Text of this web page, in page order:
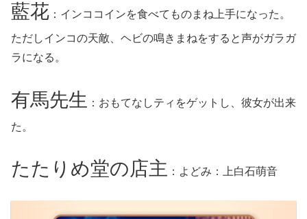
藍花 ：インココインを食べてものまね上手になった。
ただしインコの天敵、ヘビの鳴きまねをすると声がガラガ
ラになる。
有馬先生 ：おもてなしティをゲットし、彼女が出来
た。
たたりめ堂の店主 ：よどみ：上白石萌音